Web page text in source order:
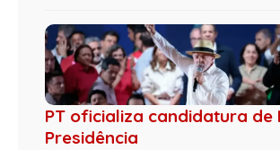
PT oficializa candidatura de
Presidência